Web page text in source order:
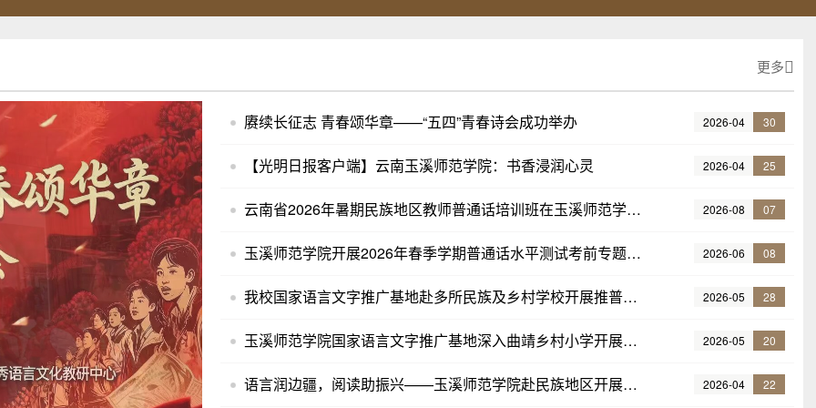
更多
赓续长征志 青春颂华章——“五四”青春诗会成功举办 30
2026-04
【光明日报客户端】云南玉溪师范学院：书香浸润心灵 25
2026-04
云南省2026年暑期民族地区教师普通话培训班在玉溪师范学院顺利举办 07
2026-08
玉溪师范学院开展2026年春季学期普通话水平测试考前专题培训 08
2026-06
我校国家语言文字推广基地赴多所民族及乡村学校开展推普活动 28
2026-05
玉溪师范学院国家语言文字推广基地深入曲靖乡村小学开展特色推普活动 20
2026-05
语言润边疆，阅读助振兴——玉溪师范学院赴民族地区开展全国首个全民阅读周系列活动 22
2026-04